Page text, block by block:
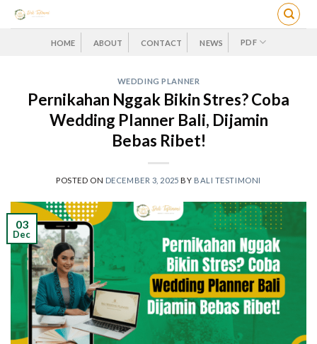
Skip
HOME ABOUT CONTACT NEWS PDF
WEDDING PLANNER
Pernikahan Nggak Bikin Stres? Coba
Wedding Planner Bali, Dijamin
Bebas Ribet!
POSTED ON DECEMBER 3, 2025 BY BALI TESTIMONI
03
Dec